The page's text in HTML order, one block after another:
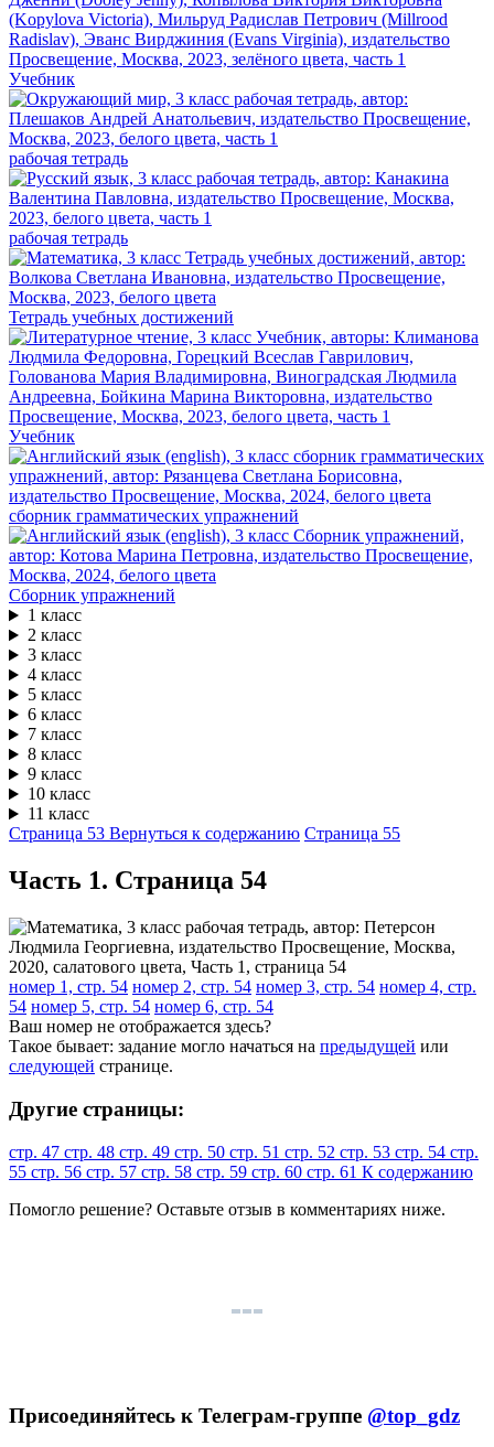
Учебник
рабочая тетрадь
рабочая тетрадь
Тетрадь учебных достижений
Учебник
сборник грамматических упражнений
Сборник упражнений
1 класс
2 класс
3 класс
4 класс
5 класс
6 класс
7 класс
8 класс
9 класс
10 класс
11 класс
Страница 53 Вернуться к содержанию Страница 55
Часть 1. Cтраница 54
номер 1, стр. 54 номер 2, стр. 54 номер 3, стр. 54 номер 4, стр.
54 номер 5, стр. 54 номер 6, стр. 54
Ваш номер не отображается здесь?
Такое бывает: задание могло начаться на предыдущей или
следующей странице.
Другие страницы:
стр. 47 стр. 48 стр. 49 стр. 50 стр. 51 стр. 52 стр. 53 стр. 54 стр.
55 стр. 56 стр. 57 стр. 58 стр. 59 стр. 60 стр. 61 К содержанию
Помогло решение? Оставьте отзыв в комментариях ниже.
Присоединяйтесь к Телеграм-группе @top_gdz